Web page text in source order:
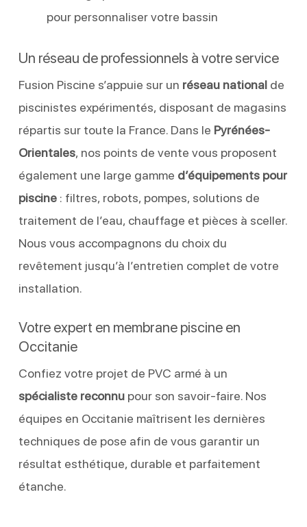
pour personnaliser votre bassin
Un réseau de professionnels à votre service
Fusion Piscine s’appuie sur un réseau nationalde
piscinistes expérimentés, disposant de magasins
répartis sur toute la France. Dans le Pyrénées-
Orientales, nos points de vente vous proposent
également une large gamme d’équipements pour
piscine: filtres, robots, pompes, solutions de
traitement de l’eau, chauffage et pièces à sceller.
Nous vous accompagnons du choix du
revêtement jusqu’à l’entretien complet de votre
installation.
Votre expert en membrane piscine en
Occitanie
Confiez votre projet de PVC armé à un
spécialiste reconnupour son savoir-faire. Nos
équipes en Occitanie maîtrisent les dernières
techniques de pose afin de vous garantir un
résultat esthétique, durable et parfaitement
étanche.